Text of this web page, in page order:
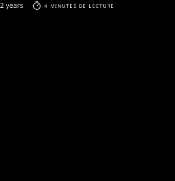
2 years 4 MINUTES DE LECTURE